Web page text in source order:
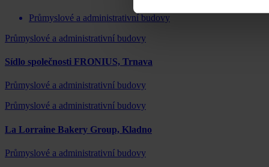
Průmyslové a administrativní budovy
Průmyslové a administrativní budovy
Sídlo společnosti FRONIUS, Trnava
Průmyslové a administrativní budovy
Průmyslové a administrativní budovy
La Lorraine Bakery Group, Kladno
Průmyslové a administrativní budovy